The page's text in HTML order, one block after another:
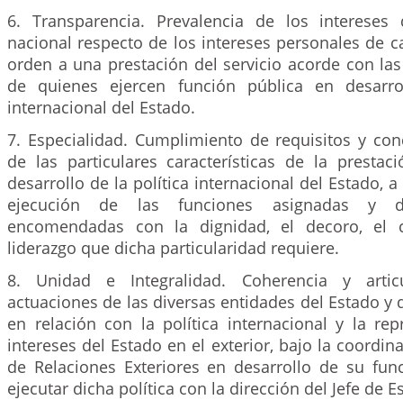
6. Transparencia. Prevalencia de los
nacional respecto de los intereses personales de
orden a una prestación del servicio acorde con
de quienes ejercen función pública en
internacional del Estado.
7. Especialidad. Cumplimiento de requisitos y
de las particulares características de la
desarrollo de la política internacional del Estado,
ejecución de las funciones asignadas y
encomendadas con la dignidad, el decoro, el
liderazgo que dicha particularidad requiere.
8. Unidad e Integralidad. Coherencia y
actuaciones de las diversas entidades del Estado y
en relación con la política internacional y la
intereses del Estado en el exterior, bajo la
de Relaciones Exteriores en desarrollo de su
ejecutar dicha política con la dirección del Jefe de